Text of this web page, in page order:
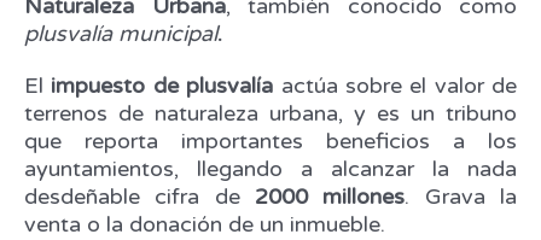
Naturaleza Urbana, también conocido como
plusvalía municipal.
El impuesto de plusvalía actúa sobre el valor de
terrenos de naturaleza urbana, y es un tribuno
que reporta importantes beneficios a los
ayuntamientos, llegando a alcanzar la nada
desdeñable cifra de 2000 millones. Grava la
venta o la donación de un inmueble.